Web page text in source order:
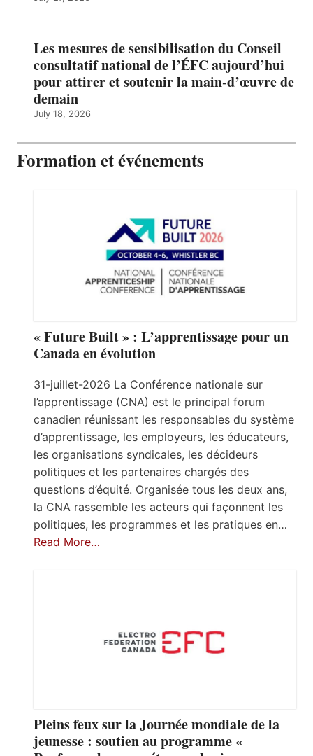
Les mesures de sensibilisation du Conseil
consultatif national de l’ÉFC aujourd’hui
pour attirer et soutenir la main-d’œuvre de
demain
July 18, 2026
Formation et événements
« Future Built » : L’apprentissage pour un
Canada en évolution
31-juillet-2026 La Conférence nationale sur
l’apprentissage (CNA) est le principal forum
canadien réunissant les responsables du système
d’apprentissage, les employeurs, les éducateurs,
les organisations syndicales, les décideurs
politiques et les partenaires chargés des
questions d’équité. Organisée tous les deux ans,
la CNA rassemble les acteurs qui façonnent les
politiques, les programmes et les pratiques en…
Read More…
Pleins feux sur la Journée mondiale de la
jeunesse : soutien au programme «